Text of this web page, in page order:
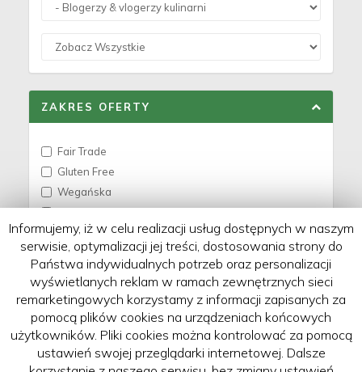
ZAKRES OFERTY
Fair Trade
Gluten Free
Wegańska
Wegetariańska
Z Opcją Wegańską
Z Opcją Wegetariańską
Zero / Less Waste
Informujemy, iż w celu realizacji usług dostępnych w naszym
serwisie, optymalizacji jej treści, dostosowania strony do
Państwa indywidualnych potrzeb oraz personalizacji
wyświetlanych reklam w ramach zewnętrznych sieci
remarketingowych korzystamy z informacji zapisanych za
pomocą plików cookies na urządzeniach końcowych
użytkowników. Pliki cookies można kontrolować za pomocą
ustawień swojej przeglądarki internetowej. Dalsze